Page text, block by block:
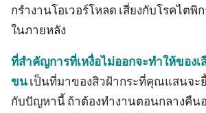
กรำงานโอเวอร์โหลด เสี่ยงกับโรคไตพิ
ในภายหลัง
ที่สำคัญการที่เหงื่อไม่ออกจะทำให้ของ
ขนเป็นที่มาของสิวฝ้ากระที่คุณแสนจะ
กับปัญหานี้ ถ้าต้องทำงานตอนกลางคืน